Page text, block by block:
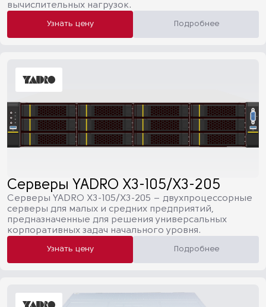
вычислительных нагрузок.
Узнать цену Подробнее
Серверы YADRO Х3-105/Х3-205
Серверы YADRO Х3-105/Х3-205 – двухпроцессорные
cерверы для малых и средних предприятий,
предназначенные для решения универсальных
корпоративных задач начального уровня.
Узнать цену Подробнее